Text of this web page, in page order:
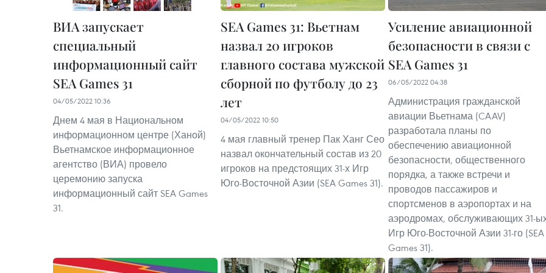
ВИА запускает
специальный
информационный сайт
SEA Games 31
04/05/2022 10:36
Днем 4 мая в Национальном
информационном центре (Ханой)
Вьетнамское информационное
агентство (ВИА) провело
церемонию запуска
информационный сайт SEA Games
31.
SEA Games 31: Вьетнам
назвал 20 игроков
главного состава мужской
сборной по футболу до 23
лет
04/05/2022 10:50
4 мая главный тренер Пак Ханг Сео
назвал окончательный состав из 20
игроков на предстоящих 31-х Игр
Юго-Восточной Азии (SEA Games 31).
Усиление авиационной
безопасности в связи с
SEA Games 31
06/05/2022 04:38
Администрация гражданской
авиации Вьетнама (CAAV)
разработала планы по
обеспечению авиационной
безопасности, общественного
порядка, а также встречи и
проводов пассажиров и
спортсменов в аэропортах и на
аэродромах, обслуживающих 31-
Игр Юго-Восточной Азии 31-го (SEA
Games 31).